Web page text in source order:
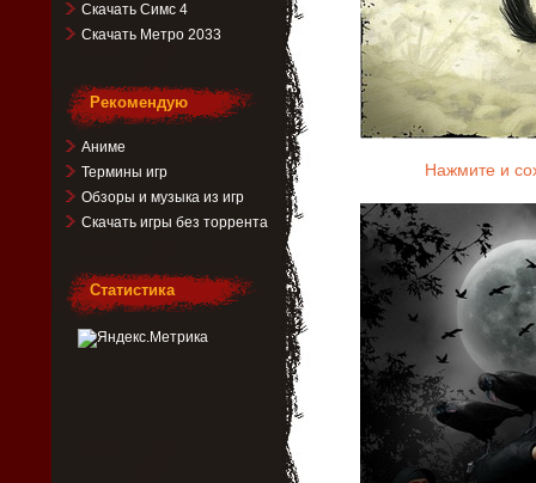
Нажмите и
Скачать Симс 4
Скачать Метро 2033
Рекомендую
Аниме
Термины игр
Обзоры и музыка из игр
Скачать игры без торрента
Статистика